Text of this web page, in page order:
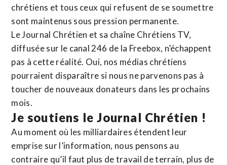
chrétiens et tous ceux qui refusent de se soumettre
sont maintenus sous pression permanente.
Le Journal Chrétien et sa chaîne Chrétiens TV,
diffusée sur le canal 246 de la Freebox, n’échappent
pas à cette réalité. Oui, nos médias chrétiens
pourraient disparaître si nous ne parvenons pas à
toucher de nouveaux donateurs dans les prochains
mois.
Je soutiens le Journal Chrétien !
Au moment où les milliardaires étendent leur
emprise sur l’information, nous pensons au
contraire qu’il faut plus de travail de terrain, plus de